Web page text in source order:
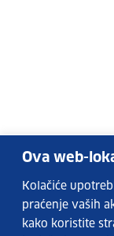
Ova web-
Kolačiće
praćenje vaših
kako koristite